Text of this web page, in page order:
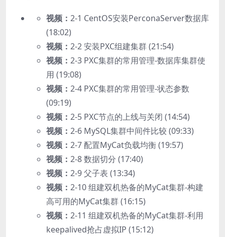
视频： 2-1 CentOS安装PerconaServer数据库
(18:02)
视频： 2-2 安装PXC组建集群 (21:54)
视频： 2-3 PXC集群的常用管理-数据库集群使
用 (19:08)
视频： 2-4 PXC集群的常用管理-状态参数
(09:19)
视频： 2-5 PXC节点的上线与关闭 (14:54)
视频： 2-6 MySQL集群中间件比较 (09:33)
视频： 2-7 配置MyCat负载均衡 (19:57)
视频： 2-8 数据切分 (17:40)
视频： 2-9 父子表 (13:34)
视频： 2-10 组建双机热备的MyCat集群-构建
高可用的MyCat集群 (16:15)
视频： 2-11 组建双机热备的MyCat集群-利用
keepalived抢占虚拟IP (15:12)